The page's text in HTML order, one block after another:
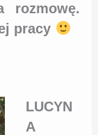
rozmowę.
pracy
LUCYN
A